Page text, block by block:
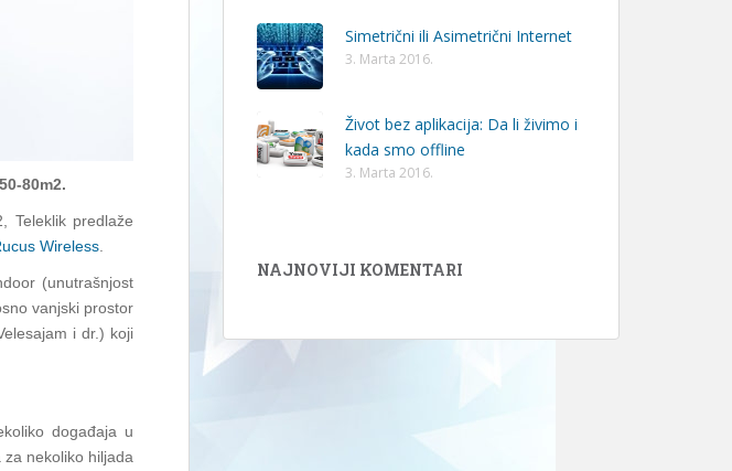
80m2.
Teleklik predlaže
Wireless
(unutrašnjost
vanjski prostor
i dr.) koji
događaja u
nekoliko hiljada
Simetrični ili Asimetrični Internet
3. Marta 2016.
Život bez aplikacija: Da li živimo i
kada smo offline
3. Marta 2016.
NAJNOVIJI KOMENTARI